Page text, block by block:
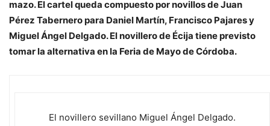
mazo. El cartel queda compuesto por novillos de Juan
Pérez Tabernero para Daniel Martín, Francisco Pajares y
Miguel Ángel Delgado. El novillero de Écija tiene previsto
tomar la alternativa en la Feria de Mayo de Córdoba.
El novillero sevillano Miguel Ángel Delgado.